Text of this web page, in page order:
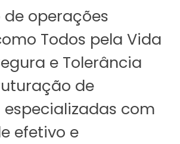
operações
Todos pela Vida
e Tolerância
de
com
efetivo e